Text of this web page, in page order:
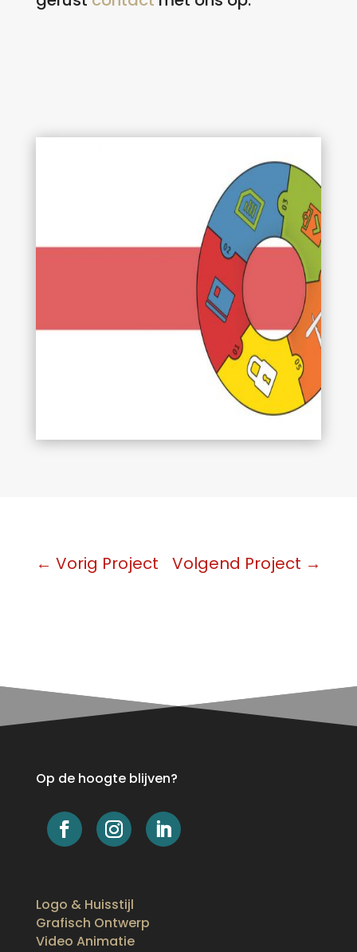
← Vorig Project Volgend Project →
Op de hoogte blijven?
Logo & Huisstijl
Grafisch Ontwerp
Video Animatie